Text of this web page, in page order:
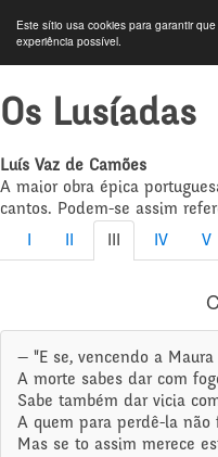
Este sítio usa cookies para garantir
experiência possível.
Os Lusíadas
Luís Vaz de Camões
A maior obra épica
cantos. Podem-se assim
IV V
— "E se, vencendo a
A morte sabes dar com
Sabe também dar vicia
A quem para perdê-la não
Mas se to assim merece